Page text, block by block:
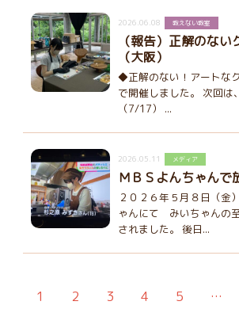
2026.06.08 教えない教室
（報告）正解のな
（大阪）
◆正解のない！アートな
で開催しました。 次回は
（7/17） ...
2026.05.11 メディア
ＭＢＳよんちゃんで
２０２６年５月８日（
ゃんにて みいちゃんの
されました。 後日...
1 2 3 4 5 …